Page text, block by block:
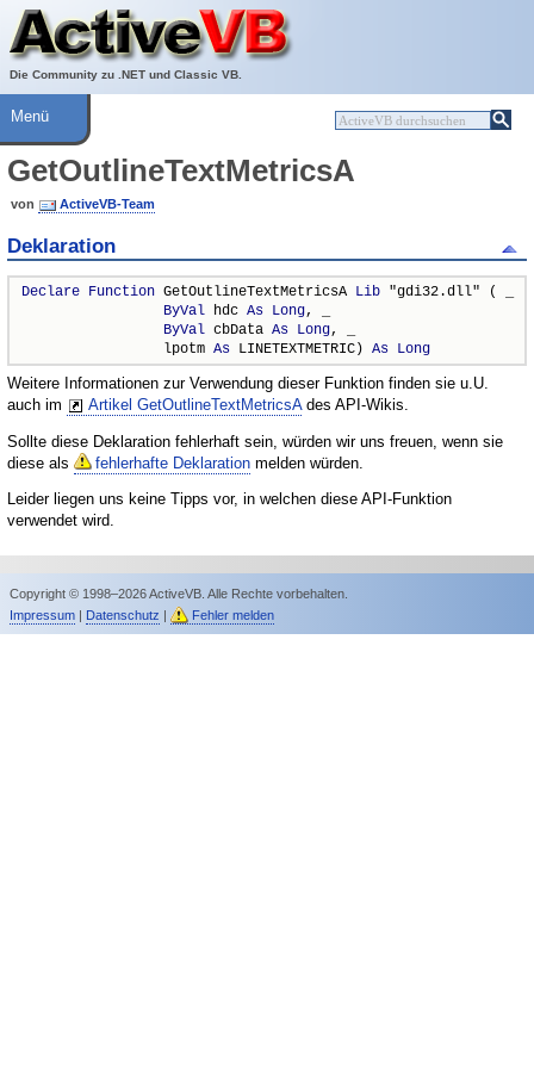
Die Community zu .NET und Classic VB.
Über ActiveVB
Hilfe
Menü
GetOutlineTextMetricsA
von ActiveVB-Team
Deklaration
Declare Function GetOutlineTextMetricsA Lib "gdi32.dll" ( _
ByVal hdc As Long, _
ByVal cbData As Long, _
                 lpotm
As LINETEXTMETRIC) As Long
Weitere Informationen zur Verwendung dieser Funktion finden sie u.U.
auch im
Artikel GetOutlineTextMetricsAdes API-Wikis.
Sollte diese Deklaration fehlerhaft sein, würden wir uns freuen, wenn sie
diese als
fehlerhafte Deklaration melden würden.
Leider liegen uns keine Tipps vor, in welchen diese API-Funktion
verwendet wird.
Copyright © 1998–2026 ActiveVB. Alle Rechte vorbehalten.
Impressum| Datenschutz | Fehler melden